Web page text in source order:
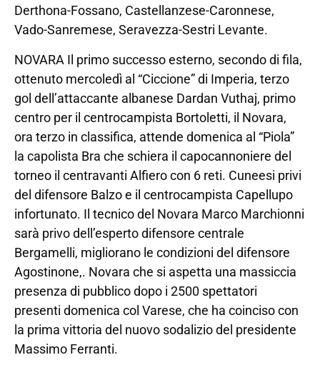
Derthona-Fossano, Castellanzese-Caronnese,
Vado-Sanremese, Seravezza-Sestri Levante.
NOVARA Il primo successo esterno, secondo di fila,
ottenuto mercoledì al “Ciccione” di Imperia, terzo
gol dell’attaccante albanese Dardan Vuthaj, primo
centro per il centrocampista Bortoletti, il Novara,
ora terzo in classifica, attende domenica al “Piola”
la capolista Bra che schiera il capocannoniere del
torneo il centravanti Alfiero con 6 reti. Cuneesi privi
del difensore Balzo e il centrocampista Capellupo
infortunato. Il tecnico del Novara Marco Marchionni
sarà privo dell’esperto difensore centrale
Bergamelli, migliorano le condizioni del difensore
Agostinone,. Novara che si aspetta una massiccia
presenza di pubblico dopo i 2500 spettatori
presenti domenica col Varese, che ha coinciso con
la prima vittoria del nuovo sodalizio del presidente
Massimo Ferranti.